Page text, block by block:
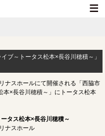
MEDIA INFO
DISCOGRAPHY
ブ～トータス松本×長谷川穂積～」
ナスホールにて開催される「西脇市
本×長谷川穂積～」にトータス松本
タス松本×長谷川穂積～
ナスホール